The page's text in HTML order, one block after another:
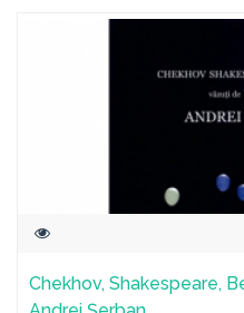
Chekhov, Shakespeare,